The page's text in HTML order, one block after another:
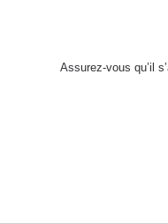
Assurez-vous qu’il